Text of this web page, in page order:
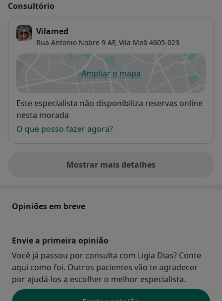
Consultório
Vilamed
Rua Antonio Nobre 9 AF, Vila Meã 4605-023
Ampliar o mapaabre num novo separador
Disponibilidade
Este especialista não disponibiliza reservas online
nesta morada
O que posso fazer agora?
Mostrar mais detalhes
sobre o endereço
Opiniões em breve
Envie a primeira opinião
Você já passou por consulta com Ligia Dias? Conte
aqui como foi. Outros pacientes vão te agradecer
por ajudá-los a escolher o melhor especialista.